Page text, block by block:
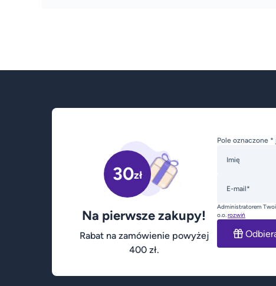
30zł
Na pierwsze zakupy!
Rabat na zamówienie powyżej
400 zł.
Pole oznaczone
Imię
E-mail*
Administratorem
o.o.rozwiń